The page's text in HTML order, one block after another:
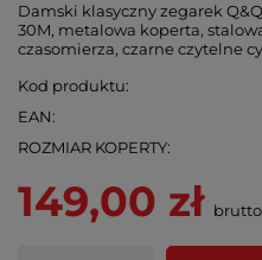
Damski klasyczny zegarek
30M, metalowa koperta,
czasomierza, czarne czytelne
Kod produktu
EAN
ROZMIAR KOPERTY
149,00 zł brutto